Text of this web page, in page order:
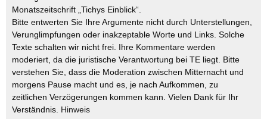
Monatszeitschrift „Tichys Einblick“.
Bitte entwerten Sie Ihre Argumente nicht durch Unterstellungen,
Verunglimpfungen oder inakzeptable Worte und Links. Solche
Texte schalten wir nicht frei. Ihre Kommentare werden
moderiert, da die juristische Verantwortung bei TE liegt. Bitte
verstehen Sie, dass die Moderation zwischen Mitternacht und
morgens Pause macht und es, je nach Aufkommen, zu
zeitlichen Verzögerungen kommen kann. Vielen Dank für Ihr
Verständnis. Hinweis